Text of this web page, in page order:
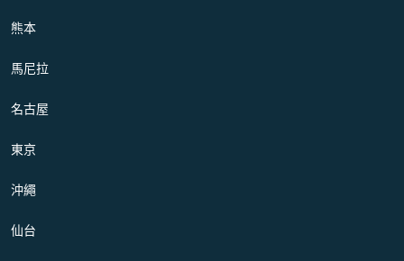
熊本
馬尼拉
名古屋
東京
沖繩
仙台